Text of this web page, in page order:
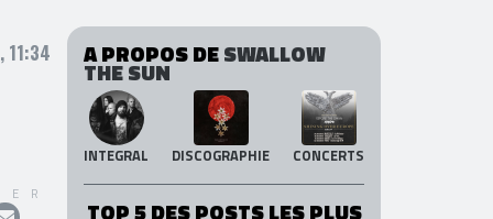
11:34 A PROPOS DESWALLOW
THE SUN
INTEGRAL DISCOGRAPHIE CONCERTS
TOP 5 DES POSTS LES PLUS